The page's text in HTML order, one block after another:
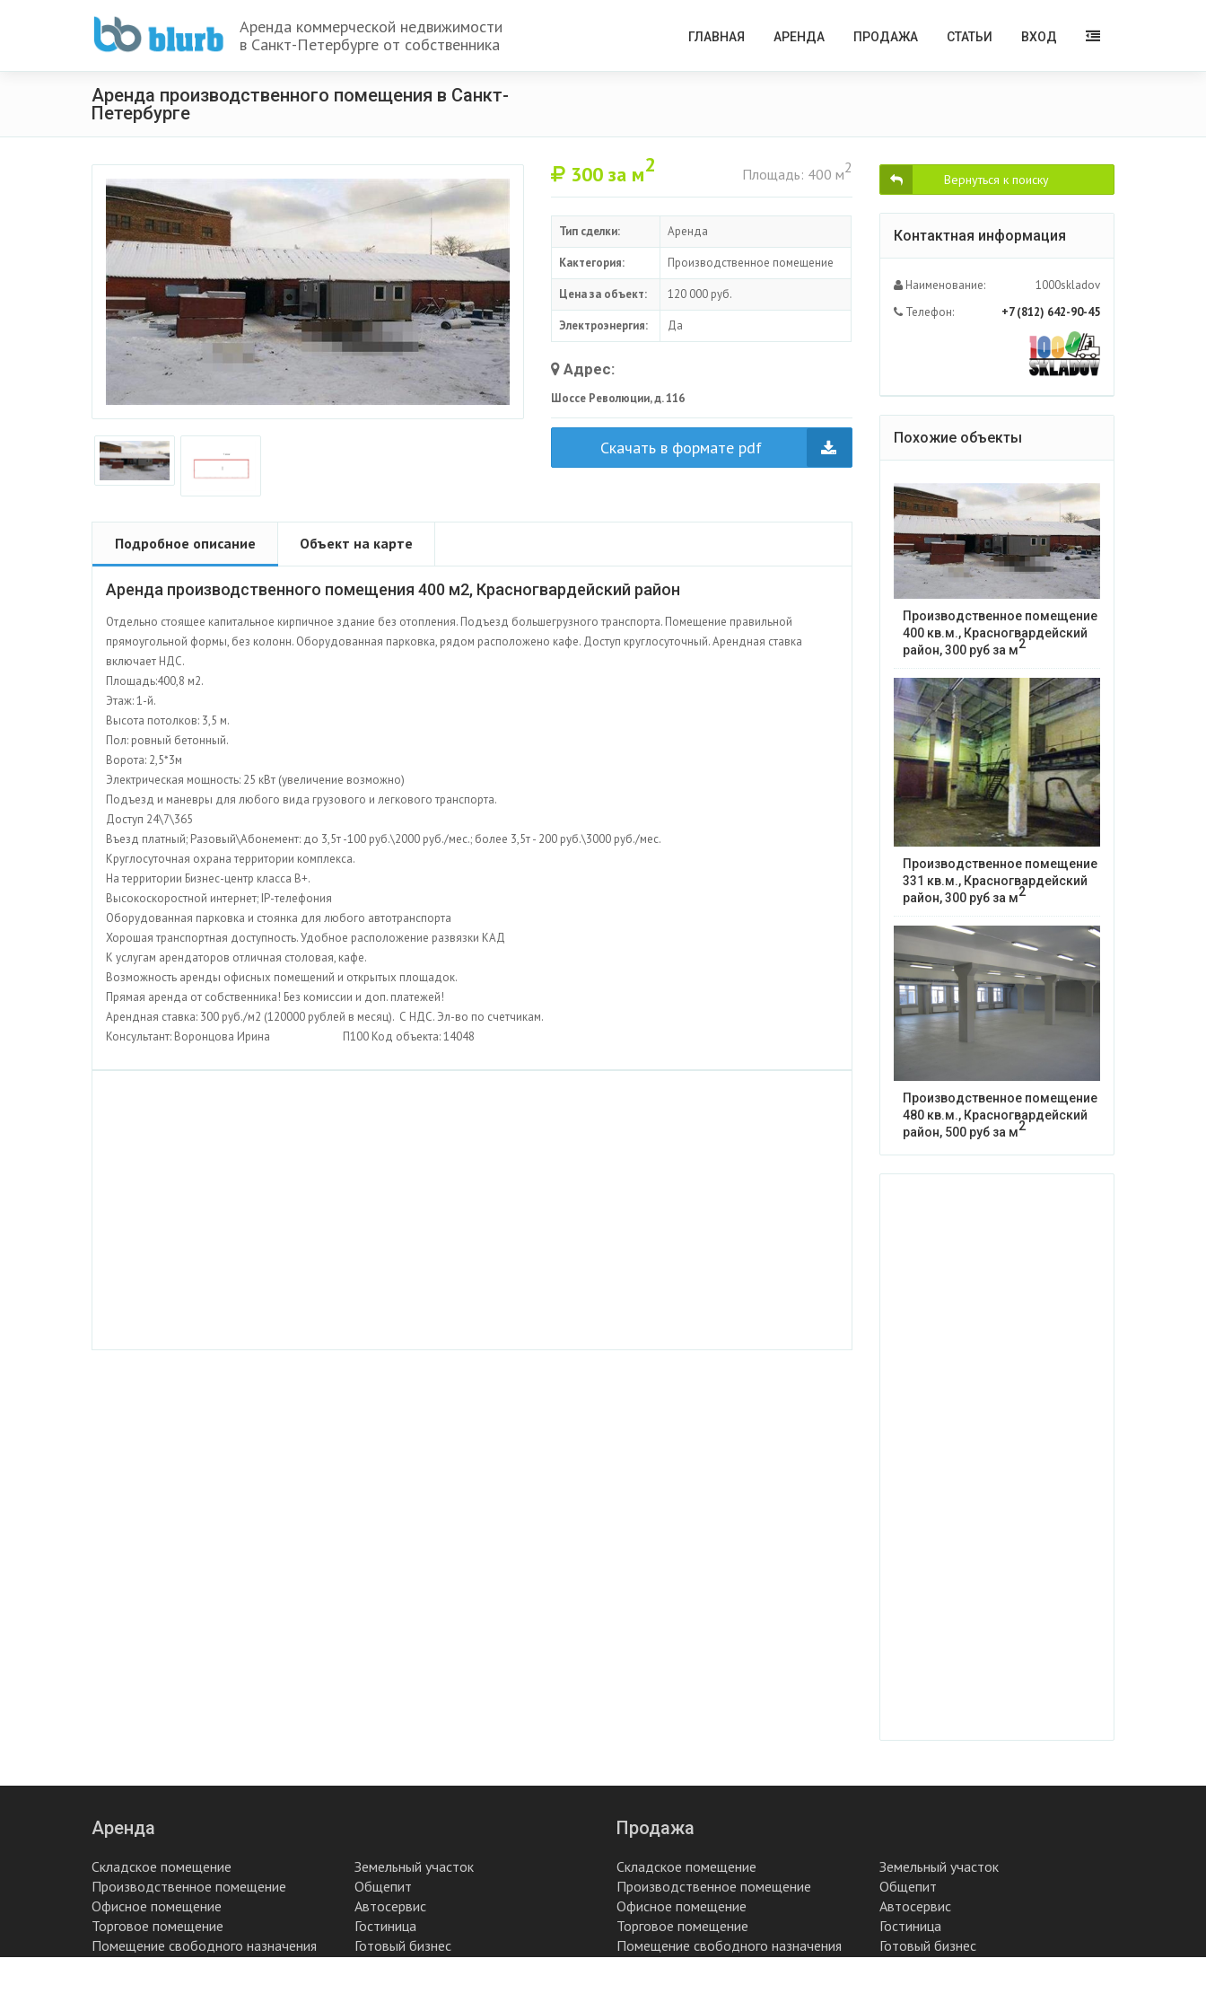
Аренда коммерческой недвижимости
в Санкт-Петербурге от собственника
ГЛАВНАЯ АРЕНДА ПРОДАЖА СТАТЬИ ВХОД
Аренда производственного помещения в Санкт-
Петербурге
300 за м2 Площадь: 400 м2
Тип сделки: Аренда
Кактегория: Производственное помещение
Цена за объект: 120 000 руб.
Электроэнергия: Да
Адрес:
Шоссе Революции, д. 116
Скачать в формате pdf
Подробное описание Объект на карте
Аренда производственного помещения 400 м2, Красногвардейский район
Отдельно стоящее капитальное кирпичное здание без отопления. Подъезд большегрузного транспорта. Помещение правильной
прямоугольной формы, без колонн. Оборудованная парковка, рядом расположено кафе. Доступ круглосуточный. Арендная ставка
включает НДС.
Площадь:400,8 м2.
Этаж: 1-й.
Высота потолков: 3,5 м.
Пол: ровный бетонный.
Ворота: 2,5*3м
Электрическая мощность: 25 кВт (увеличение возможно)
Подъезд и маневры для любого вида грузового и легкового транспорта.
Доступ 24\7\365
Въезд платный; Разовый\Абонемент: до 3,5т -100 руб.\2000 руб./мес.; более 3,5т - 200 руб.\3000 руб./мес.
Круглосуточная охрана территории комплекса.
На территории Бизнес-центр класса В+.
Высокоскоростной интернет; IP-телефония
Оборудованная парковка и стоянка для любого автотранспорта
Хорошая транспортная доступность. Удобное расположение развязки КАД
К услугам арендаторов отличная столовая, кафе.
Возможность аренды офисных помещений и открытых площадок.
Прямая аренда от собственника! Без комиссии и доп. платежей!
Арендная ставка: 300 руб./м2 (120000 рублей в месяц). С НДС. Эл-во по счетчикам.
Консультант: Воронцова Ирина П100 Код объекта: 14048
Вернуться к поиску
Контактная информация
Наименование:
1000skladov
Телефон:
+7 (812) 642-90-45
Похожие объекты
Производственное помещение
400 кв.м., Красногвардейский
район, 300 руб за м2
Производственное помещение
331 кв.м., Красногвардейский
район, 300 руб за м2
Производственное помещение
480 кв.м., Красногвардейский
район, 500 руб за м2
Аренда
Складское помещение
Производственное помещение
Офисное помещение
Торговое помещение
Помещение свободного назначения
Земельный участок
Общепит
Автосервис
Гостиница
Готовый бизнес
Продажа
Складское помещение
Производственное помещение
Офисное помещение
Торговое помещение
Помещение свободного назначения
Земельный участок
Общепит
Автосервис
Гостиница
Готовый бизнес